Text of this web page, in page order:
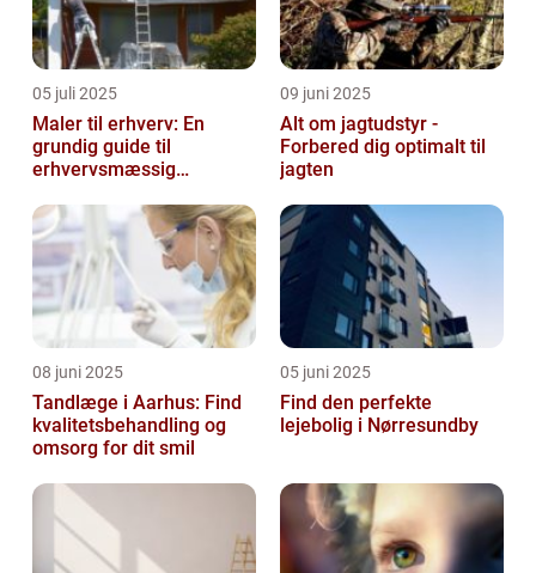
05 juli 2025
Maler til erhverv: En
grundig guide til
erhvervsmæssig
09 juni 2025
Alt om jagtudstyr -
Forbered dig optimalt til
jagten
08 juni 2025
Tandlæge i Aarhus: Find
kvalitetsbehandling og
omsorg for dit smil
05 juni 2025
Find den perfekte
lejebolig i Nørresundby